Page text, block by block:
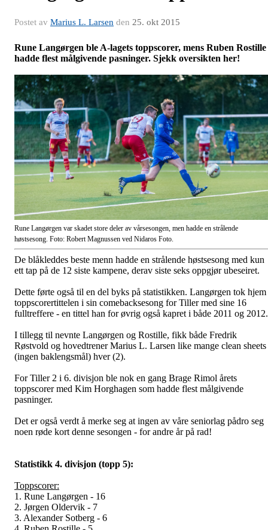
Postet av Marius L. Larsen den 25. okt 2015
Rune Langørgen ble A-lagets toppscorer, mens Ruben Rostille
hadde flest målgivende pasninger. Sjekk oversikten her!
Rune Langørgen var skadet store deler av vårsesongen, men hadde en strålende
høstsesong. Foto: Robert Magnussen ved Nidaros Foto.
De blåkleddes beste menn hadde en strålende høstsesong med kun
ett tap på de 12 siste kampene, derav siste seks oppgjør ubeseiret.
Dette førte også til en del byks på statistikken. Langørgen tok hjem
toppscorertittelen i sin comebacksesong for Tiller med sine 16
fulltreffere - en tittel han for øvrig også kapret i både 2011 og 2012.
I tillegg til nevnte Langørgen og Rostille, fikk både Fredrik
Røstvold og hovedtrener Marius L. Larsen like mange clean sheets
(ingen baklengsmål) hver (2).
For Tiller 2 i 6. divisjon ble nok en gang Brage Rimol årets
toppscorer med Kim Horghagen som hadde flest målgivende
pasninger.
Det er også verdt å merke seg at ingen av våre seniorlag pådro seg
noen røde kort denne sesongen - for andre år på rad!
Statistikk 4. divisjon (topp 5):
Toppscorer:
1. Rune Langørgen - 16
2. Jørgen Oldervik - 7
3. Alexander Sotberg - 6